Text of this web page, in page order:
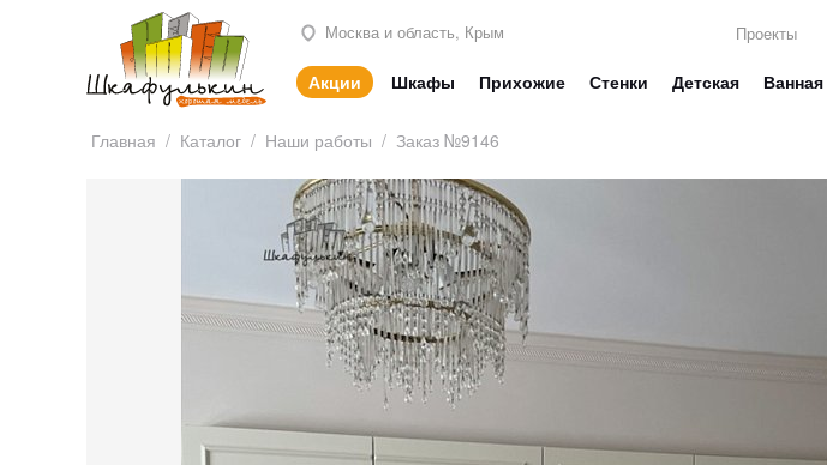
Москва и область, Крым Проекты
Акции Шкафы Прихожие Стенки Детская Ванная
Главная / Каталог / Наши работы / Заказ №9146